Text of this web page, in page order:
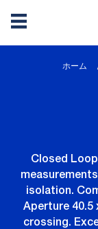
ホーム
Closed
isolation.
Aperture 40.5
crossing.